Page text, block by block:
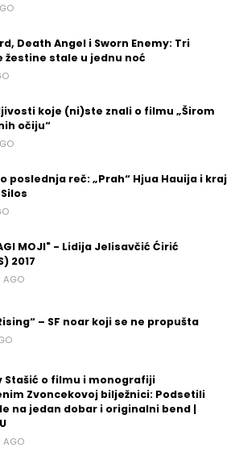
Death Angel i Sworn Enemy: Tri
žestine stale u jednu noć
koje (ni)ste znali o filmu „Širom
očiju“
poslednja reč: „Prah“ Hjua Hauija i kraj
MOJI" - Lidija Jelisavčić Ćirić
2017
AGO
– SF noar koji se ne propušta
Stašić o filmu i monografiji
Zvoncekovoj bilježnici: Podsetili
na jedan dobar i originalni bend |
AGO